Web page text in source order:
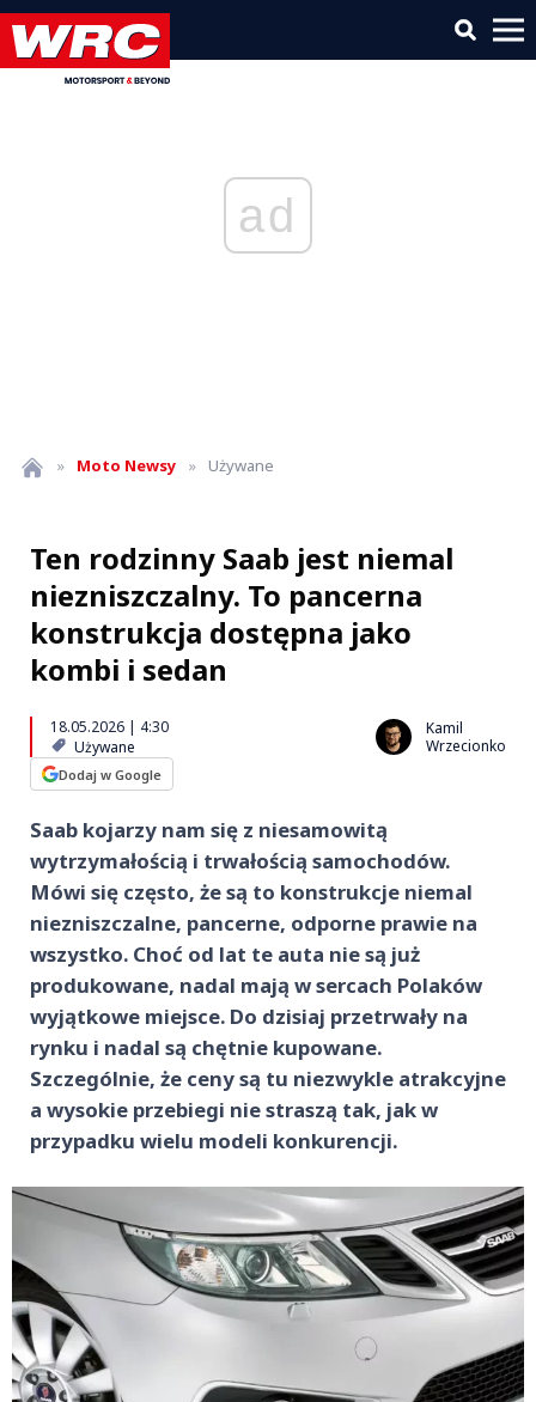
ad
» Moto Newsy » Używane
Ten rodzinny Saab jest niemal
niezniszczalny. To pancerna
konstrukcja dostępna jako
kombi i sedan
18.05.2026 | 4:30
Używane
Dodaj w Google
Kamil
Wrzecionko
Saab kojarzy nam się z niesamowitą
wytrzymałością i trwałością samochodów.
Mówi się często, że są to konstrukcje niemal
niezniszczalne, pancerne, odporne prawie na
wszystko. Choć od lat te auta nie są już
produkowane, nadal mają w sercach Polaków
wyjątkowe miejsce. Do dzisiaj przetrwały na
rynku i nadal są chętnie kupowane.
Szczególnie, że ceny są tu niezwykle atrakcyjne
a wysokie przebiegi nie straszą tak, jak w
przypadku wielu modeli konkurencji.